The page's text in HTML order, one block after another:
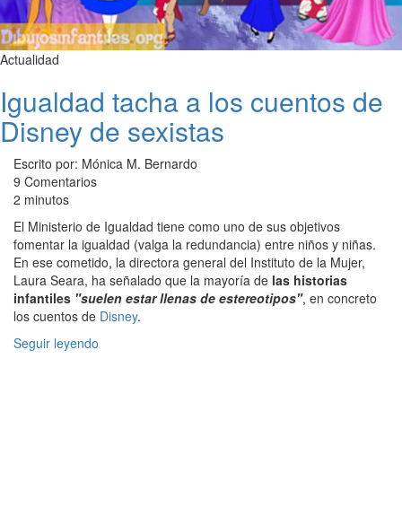
Actualidad
Igualdad tacha a los cuentos de
Disney de sexistas
Escrito por: Mónica M. Bernardo
9 Comentarios
2 minutos
El Ministerio de Igualdad tiene como uno de sus objetivos
fomentar la igualdad (valga la redundancia) entre niños y niñas.
En ese cometido, la directora general del Instituto de la Mujer,
Laura Seara, ha señalado que la mayoría de las historias
infantiles "suelen estar llenas de estereotipos", en concreto
los cuentos de Disney.
Seguir leyendo